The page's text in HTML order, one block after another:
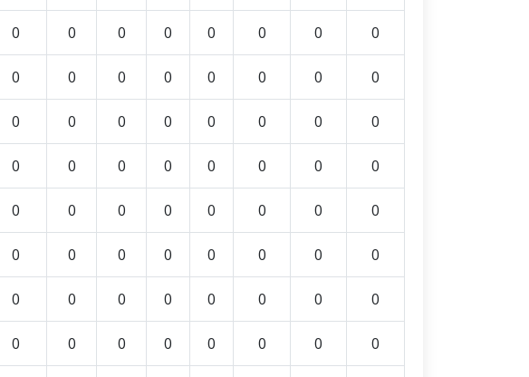
0 0 0 0 0 0 0 0
0 0 0 0 0 0 0 0
0 0 0 0 0 0 0 0
0 0 0 0 0 0 0 0
0 0 0 0 0 0 0 0
0 0 0 0 0 0 0 0
0 0 0 0 0 0 0 0
0 0 0 0 0 0 0 0